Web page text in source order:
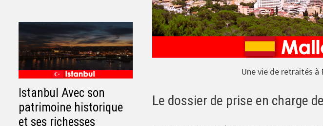
Une vie de retraités à
Le dossier de prise en charge
Istanbul Avec son
patrimoine historique
et ses richesses